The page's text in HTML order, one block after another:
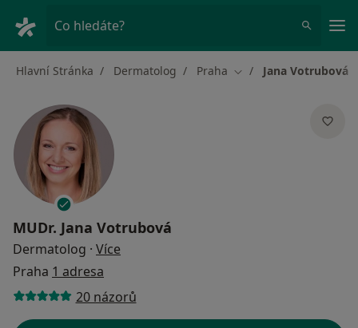
Co hledáte?
Hlavní Stránka Dermatolog Praha Změna města
Jana Votrubová
MUDr. Jana Votrubová
Dermatolog · Více
Praha 1 adresa
20 názorů